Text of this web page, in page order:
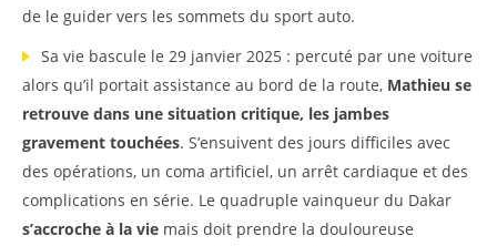
de le guider vers les sommets du sport auto.
Sa vie bascule le 29 janvier 2025 : percuté par une voiture
alors qu’il portait assistance au bord de la route, Mathieu se
retrouve dans une situation critique, les jambes
gravement touchées. S’ensuivent des jours difficiles avec
des opérations, un coma artificiel, un arrêt cardiaque et des
complications en série. Le quadruple vainqueur du Dakar
s’accroche à la vie mais doit prendre la douloureuse